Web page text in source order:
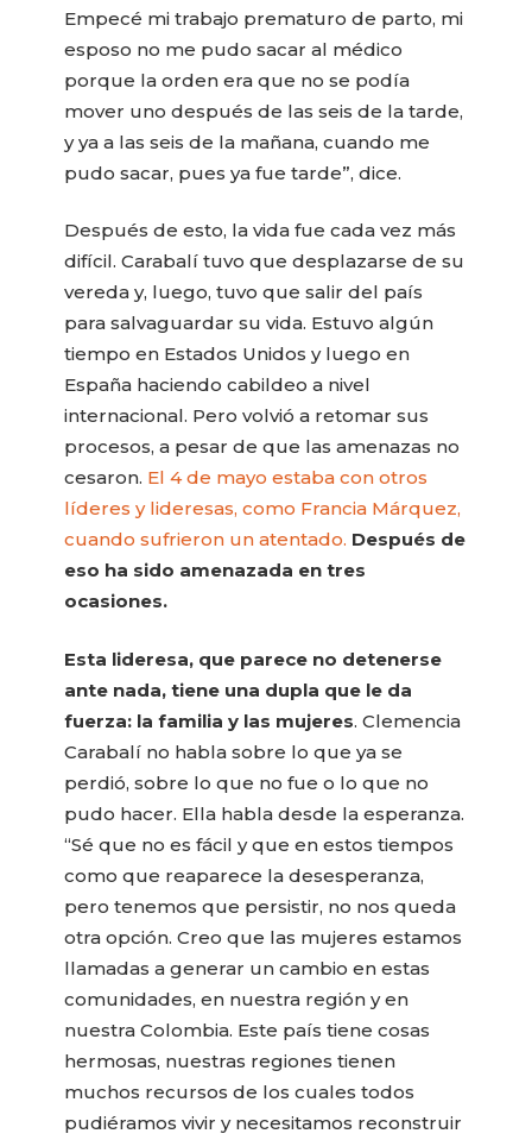
Empecé mi trabajo prematuro de parto, mi
esposo no me pudo sacar al médico
porque la orden era que no se podía
mover uno después de las seis de la tarde,
y ya a las seis de la mañana, cuando me
pudo sacar, pues ya fue tarde”, dice.
Después de esto, la vida fue cada vez más
difícil. Carabalí tuvo que desplazarse de su
vereda y, luego, tuvo que salir del país
para salvaguardar su vida. Estuvo algún
tiempo en Estados Unidos y luego en
España haciendo cabildeo a nivel
internacional. Pero volvió a retomar sus
procesos, a pesar de que las amenazas no
cesaron. El 4 de mayo estaba con otros
líderes y lideresas, como Francia Márquez,
cuando sufrieron un atentado. Después de
eso ha sido amenazada en tres
ocasiones.
Esta lideresa, que parece no detenerse
ante nada, tiene una dupla que le da
fuerza: la familia y las mujeres. Clemencia
Carabalí no habla sobre lo que ya se
perdió, sobre lo que no fue o lo que no
pudo hacer. Ella habla desde la esperanza.
“Sé que no es fácil y que en estos tiempos
como que reaparece la desesperanza,
pero tenemos que persistir, no nos queda
otra opción. Creo que las mujeres estamos
llamadas a generar un cambio en estas
comunidades, en nuestra región y en
nuestra Colombia. Este país tiene cosas
hermosas, nuestras regiones tienen
muchos recursos de los cuales todos
pudiéramos vivir y necesitamos reconstruir